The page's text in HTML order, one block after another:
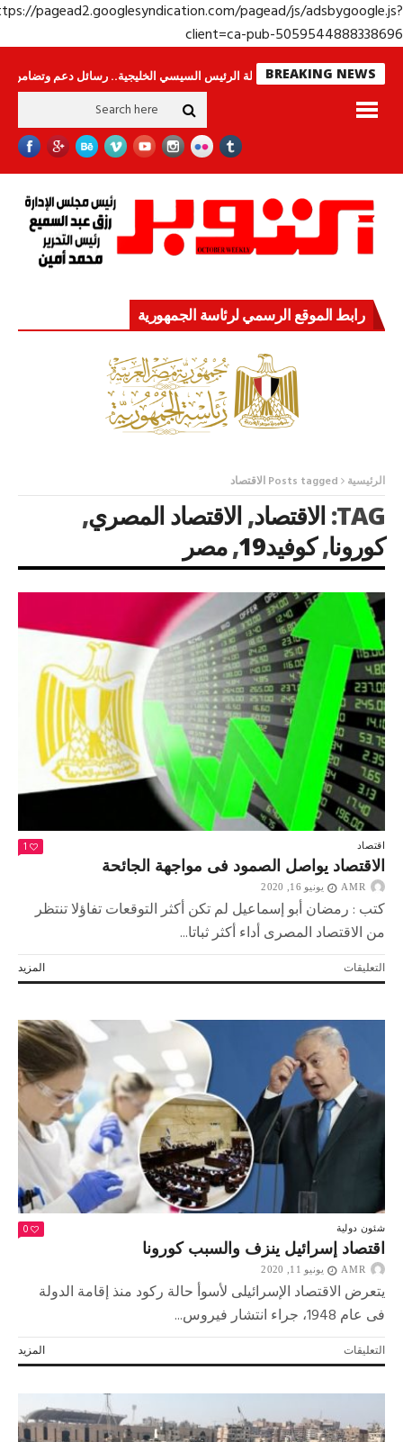
https://pagead2.googlesyndication.com/pagead/js/
client=ca-pub-
BREAKING NEWS
لا ينامون جولة الرئيس السيسي الخليجية.. رسائل دعم وتضامن للأشقاء
رابط الموقع الرسمي لرئاسة الجمهورية
الرئيسية Posts tagged الاقتصاد
TAG: الاقتصاد,الاقتصاد المصري,
كورونا,كوفيد19 ,مصر
اقتصاد 1
الاقتصاد يواصل الصمود فى مواجهة الجائحة
AMR يونيو 16, 2020
كتب : رمضان أبو إسماعيل لم تكن أكثر التوقعات تفاؤلا تنتظر
من الاقتصاد المصرى أداء أكثر ثباتا...
المزيد التعليقاتعلى
الاقتصاد
الصمود
فى
مواجهة
الجائحة
مغلقة
شئون دولية 0
اقتصاد إسرائيل ينزف والسبب كورونا
AMR يونيو 11, 2020
يتعرض الاقتصاد الإسرائيلى لأسوأ حالة ركود منذ إقامة الدولة
فى عام 1948، جراء انتشار فيروس...
المزيد التعليقاتعلى
اقتصاد
والسبب
كورونا